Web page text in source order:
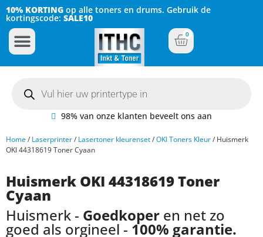
10% KORTING op alle toners en drums. Gebruik de
kortingscode: SALE10
0
98% van onze klanten beveelt ons aan
Home/ Laserprinter/ Lasertoner kleurenset/OKI Toners Kleur/ Huismerk
OKI 44318619 Toner Cyaan
Huismerk OKI 44318619 Toner
Cyaan
Huismerk - Goedkoper en net zo
goed als orgineel - 100% garantie.